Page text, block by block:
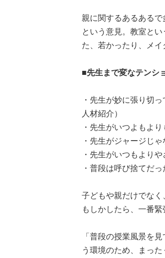
親に関するあるある
という意見。教室と
た、若かったり、メ
■先生まで変なテンシ
・先生が妙に張り切
人材紹介）
・先生がいつよもよ
・先生がジャージじ
・先生がいつもより
・普段は呼び捨てだ
子どもや親だけでなく
もしかしたら、一番
「普段の授業風景を
う環境のため、まっ